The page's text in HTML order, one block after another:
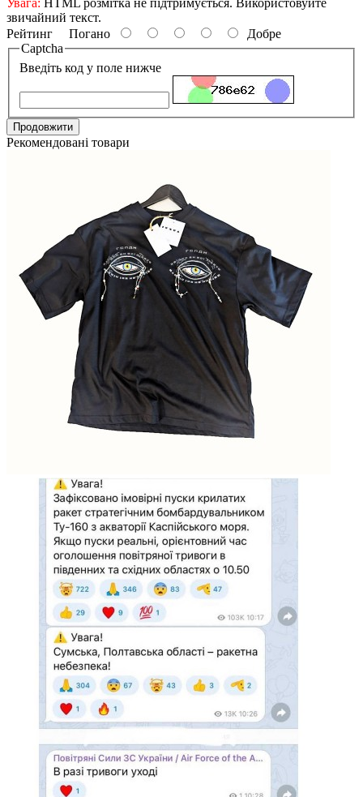
Увага: HTML розмітка не підтримується. Використовуйте
звичайний текст.
Рейтинг Погано
Добре
Captcha
Введіть код у поле нижче
Продовжити
Рекомендовані товари